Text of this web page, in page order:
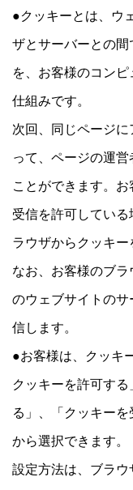
●クッキーとは、ウ
ザとサーバーとの
を、お客様のコン
仕組みです。
次回、同じページ
って、ページの運
ことができます。
受信を許可してい
ラウザからクッキー
なお、お客様のブ
のウェブサイトの
信します。
●お客様は、クッキ
クッキーを許可す
る」、「クッキー
から選択できます。
設定方法は、ブラ